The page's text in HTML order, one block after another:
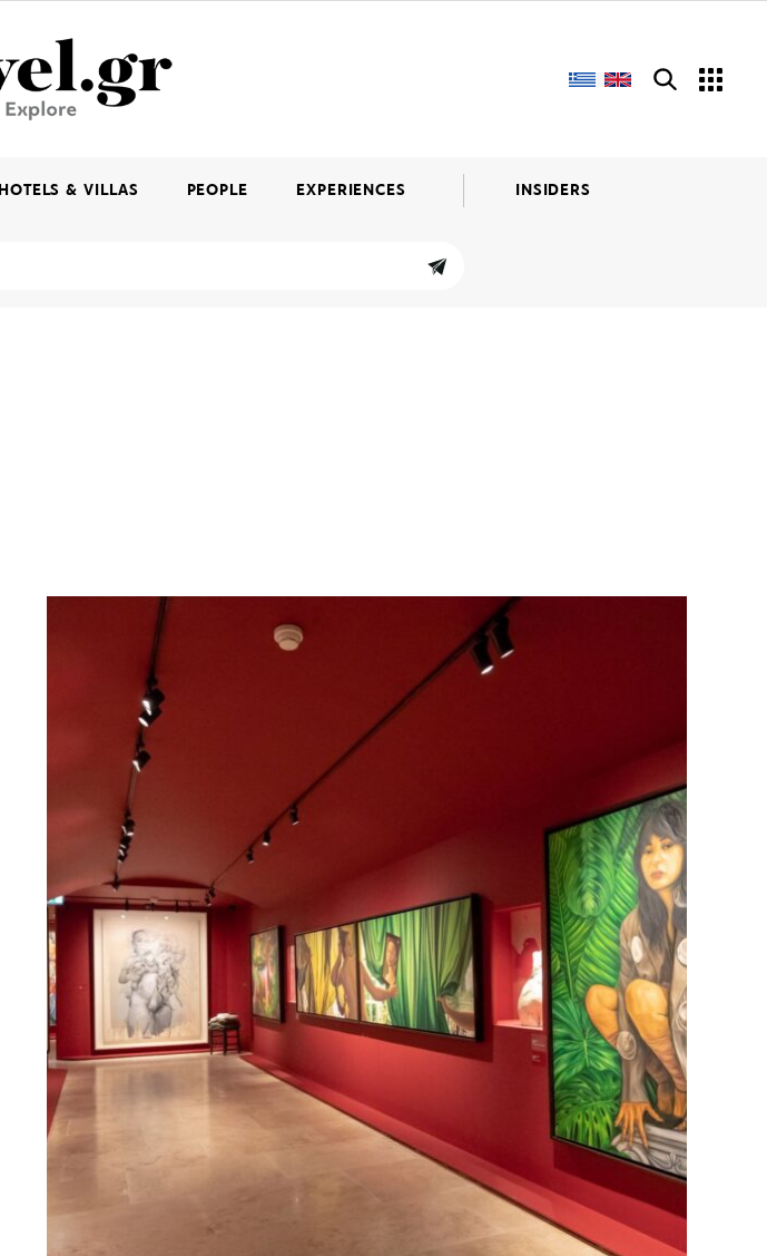
HOTELS & VILLAS PEOPLE EXPERIENCES INSIDERS